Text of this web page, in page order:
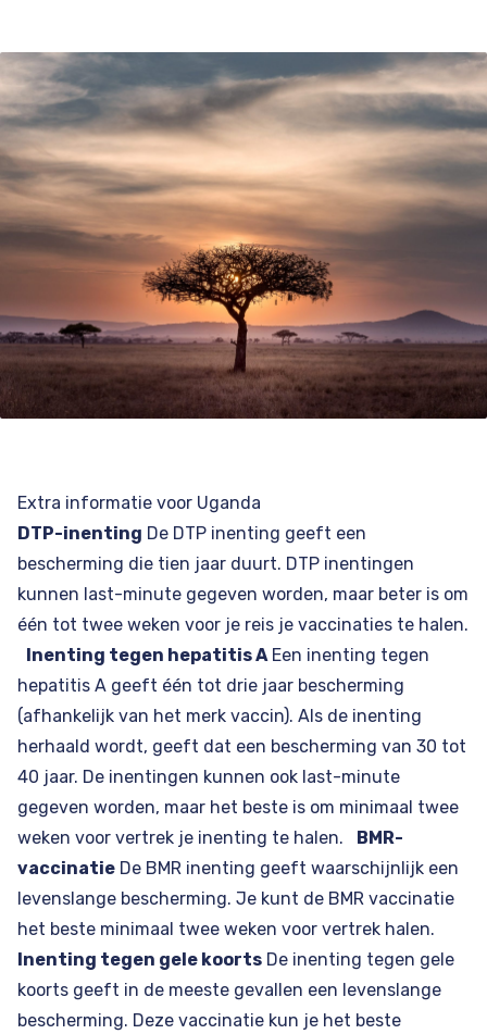
Extra informatie voor Uganda
DTP-inenting De DTP inenting geeft een
bescherming die tien jaar duurt. DTP inentingen
kunnen last-minute gegeven worden, maar beter is om
één tot twee weken voor je reis je vaccinaties te halen.
Inenting tegen hepatitis A Een inenting tegen
hepatitis A geeft één tot drie jaar bescherming
(afhankelijk van het merk vaccin). Als de inenting
herhaald wordt, geeft dat een bescherming van 30 tot
40 jaar. De inentingen kunnen ook last-minute
gegeven worden, maar het beste is om minimaal twee
weken voor vertrek je inenting te halen. BMR-
vaccinatie De BMR inenting geeft waarschijnlijk een
levenslange bescherming. Je kunt de BMR vaccinatie
het beste minimaal twee weken voor vertrek halen.
Inenting tegen gele koorts De inenting tegen gele
koorts geeft in de meeste gevallen een levenslange
bescherming. Deze vaccinatie kun je het beste